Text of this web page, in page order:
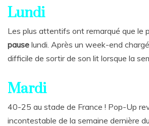
Lundi
Les plus attentifs ont remarqué que le
pause lundi. Après un week-end
difficile de sortir de son lit lorsque la
Mardi
40-25 au stade de France ! Pop-Up
incontestable de la semaine dernière du